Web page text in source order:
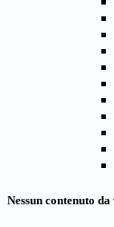
Nessun contenuto